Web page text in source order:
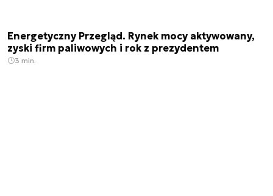
Energetyczny Przegląd. Rynek mocy aktywowany,
zyski firm paliwowych i rok z prezydentem
3 min.